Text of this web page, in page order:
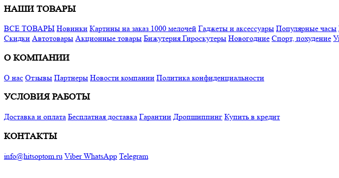
НАШИ ТОВАРЫ
ВСЕ ТОВАРЫ Новинки Картины на заказ 1000 мелочей Гаджеты и аксессуары Популярные часы
Cкидки Автотовары Акционные товары Бижутерия Гироскутеры Новогодние Спорт, похудение
О КОМПАНИИ
О нас Отзывы Партнеры Новости компании Политика конфиденциальности
УСЛОВИЯ РАБОТЫ
Доставка и оплата Бесплатная доставка Гарантии Дропшиппинг Купить в кредит
КОНТАКТЫ
info@hitsoptom.ru ViberWhatsApp Telegram